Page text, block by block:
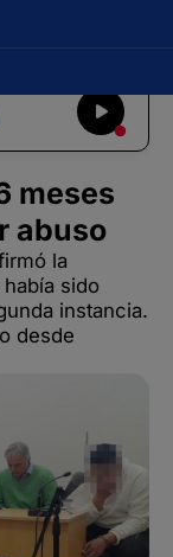
meses
abuso
la
sido
instancia.
desde